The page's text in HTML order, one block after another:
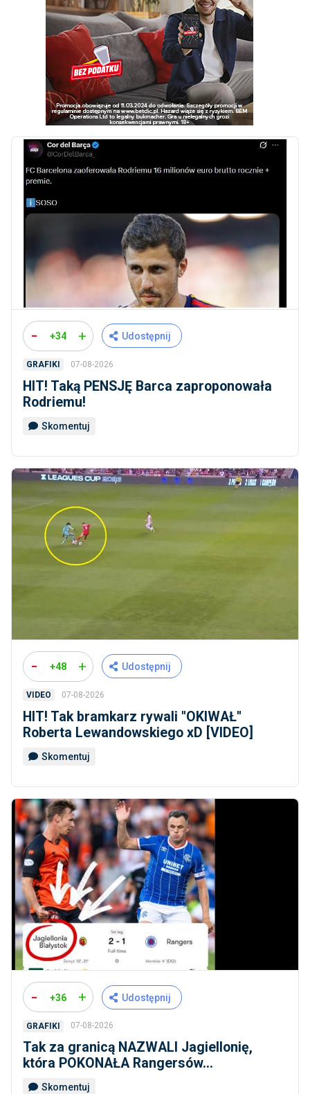
- +34 + Udostępnij
GRAFIKI 07-08-2026
HIT! Taką PENSJĘ Barca zaproponowała
Rodriemu!
Skomentuj
- +48 + Udostępnij
VIDEO 07-08-2026
HIT! Tak bramkarz rywali ''OKIWAŁ''
Roberta Lewandowskiego xD [VIDEO]
Skomentuj
- +36 + Udostępnij
GRAFIKI 07-08-2026
Tak za granicą NAZWALI Jagiellonię,
która POKONAŁA Rangersów...
Skomentuj